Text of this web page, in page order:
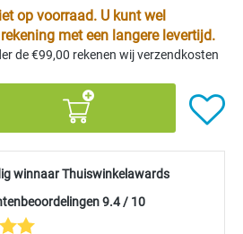
op voorraad. U kunt wel
met een langere levertijd.
de €99,00 rekenen wij verzendkosten
winnaar Thuiswinkelawards
9.4 / 10